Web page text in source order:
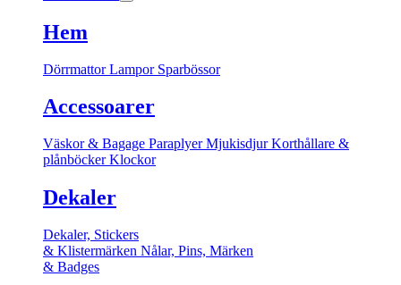
Hem
DörrmattorLampor Sparbössor
Accessoarer
Väskor & Bagage ParaplyerMjukisdjurKorthållare &
plånböckerKlockor
Dekaler
Dekaler, Stickers
& Klistermärken Nålar, Pins, Märken
& Badges